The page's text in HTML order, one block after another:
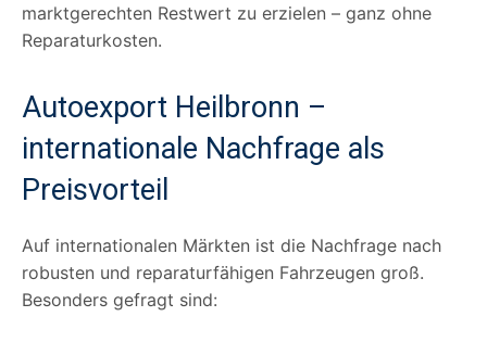
marktgerechten Restwert zu erzielen – ganz ohne
Reparaturkosten.
Autoexport Heilbronn –
internationale Nachfrage als
Preisvorteil
Auf internationalen Märkten ist die Nachfrage nach
robusten und reparaturfähigen Fahrzeugen groß.
Besonders gefragt sind: